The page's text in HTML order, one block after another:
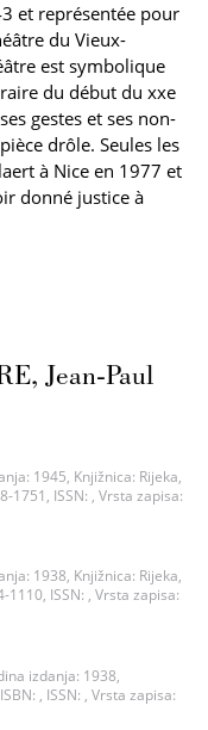
et représentée pour
du Vieux-
est symbolique
du début du xxe
gestes et ses non-
drôle. Seules les
à Nice en 1977 et
donné justice à
Jean-Paul
1945, Knjižnica: Rijeka,
1751, ISSN: , Vrsta zapisa:
1938, Knjižnica: Rijeka,
1110, ISSN: , Vrsta zapisa:
izdanja: 1938,
, ISSN: , Vrsta zapisa: